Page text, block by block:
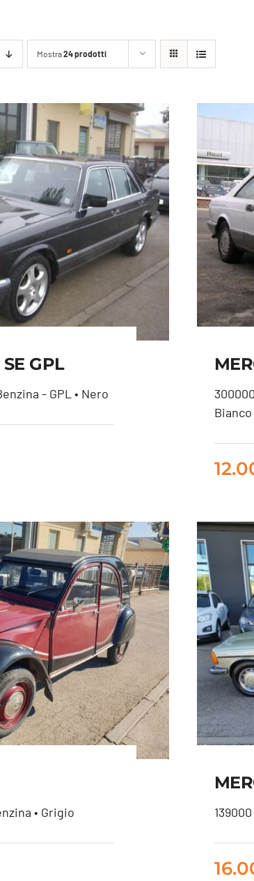
Mostra24 prodotti
300 SE GPL
GPL
- GPL • Nero
Bianco
2 CV
• Grigio